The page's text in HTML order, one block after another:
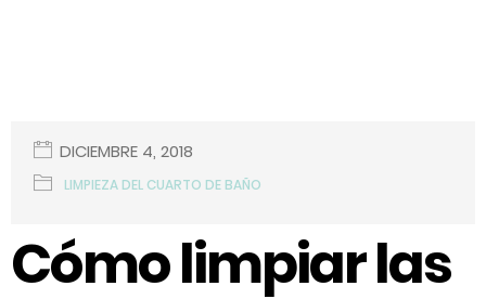
DICIEMBRE 4, 2018
LIMPIEZA DEL CUARTO DE BAÑO
Cómo limpiar las